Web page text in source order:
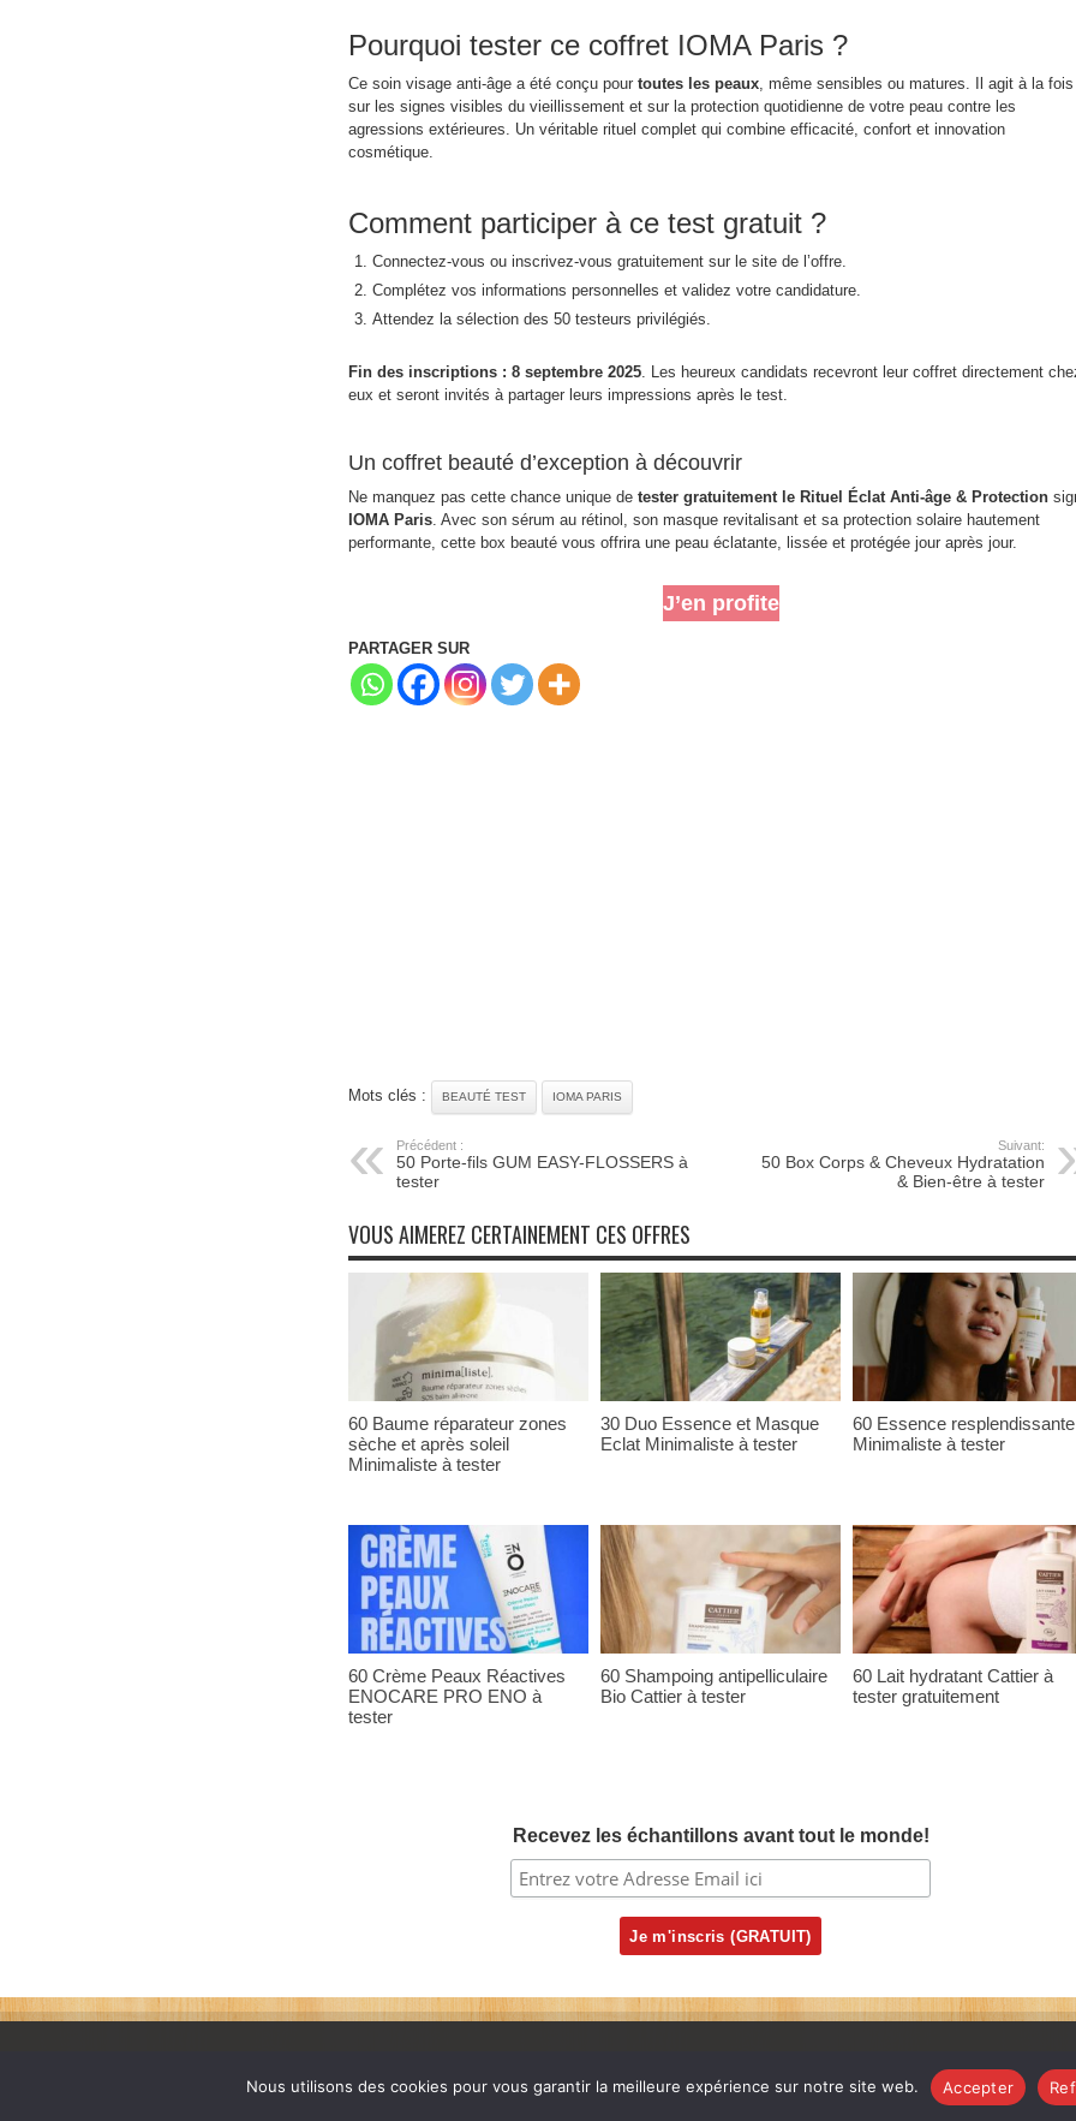
Pourquoi tester ce coffret IOMA Paris ?
Ce soin visage anti-âge a été conçu pour toutes les peaux, même sensibles ou matures. Il agit à la fois
sur les signes visibles du vieillissement et sur la protection quotidienne de votre peau contre les
agressions extérieures. Un véritable rituel complet qui combine efficacité, confort et innovation
cosmétique.
Comment participer à ce test gratuit ?
Connectez-vous ou inscrivez-vous gratuitement sur le site de l’offre.
Complétez vos informations personnelles et validez votre candidature.
Attendez la sélection des 50 testeurs privilégiés.
Fin des inscriptions : 8 septembre 2025. Les heureux candidats recevront leur coffret directement
eux et seront invités à partager leurs impressions après le test.
Un coffret beauté d’exception à découvrir
Ne manquez pas cette chance unique de tester gratuitement le Rituel Éclat Anti-âge & Protection
IOMA Paris. Avec son sérum au rétinol, son masque revitalisant et sa protection solaire hautement
performante, cette box beauté vous offrira une peau éclatante, lissée et protégée jour après jour.
J’en profite
PARTAGER SUR
Mots clés : BEAUTÉ TEST IOMA PARIS
Précédent :
50 Porte-fils GUM EASY-FLOSSERS à
tester
Suivant:
50 Box Corps & Cheveux Hydratation
& Bien-être à tester
VOUS AIMEREZ CERTAINEMENT CES OFFRES
60 Baume réparateur zones
sèche et après soleil
Minimaliste à tester
30 Duo Essence et Masque
Eclat Minimaliste à tester
60 Essence resplendissante
Minimaliste à tester
60 Crème Peaux Réactives
ENOCARE PRO ENO à
tester
60 Shampoing antipelliculaire
Bio Cattier à tester
60 Lait hydratant Cattier à
tester gratuitement
Recevez les échantillons avant tout le monde!
France échantillons gratuits © 2026. Tous les droits sont réservés. | | Politique de confidentialité
Nous utilisons des cookies pour vous garantir la meilleure expérience sur notre site web. Accepter